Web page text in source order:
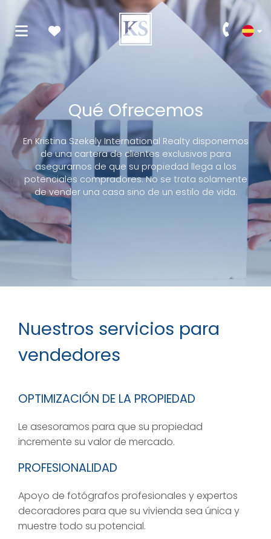
Qué Ofrecemos
En Kristina Szekely International Realty disponemos
de una cartera de clientes exclusivos para
asegurarnos de que su propiedad llega a los
potenciales compradores. No se trata solamente
de vender una casa sino de un estilo de vida.
Nuestros servicios para
vendedores
OPTIMIZACIÓN DE LA PROPIEDAD
Le asesoramos para que su propiedad
incremente su valor de mercado.
PROFESIONALIDAD
Apoyo de fotógrafos profesionales y expertos
decoradores para que su vivienda sea única y
muestre todo su potencial.